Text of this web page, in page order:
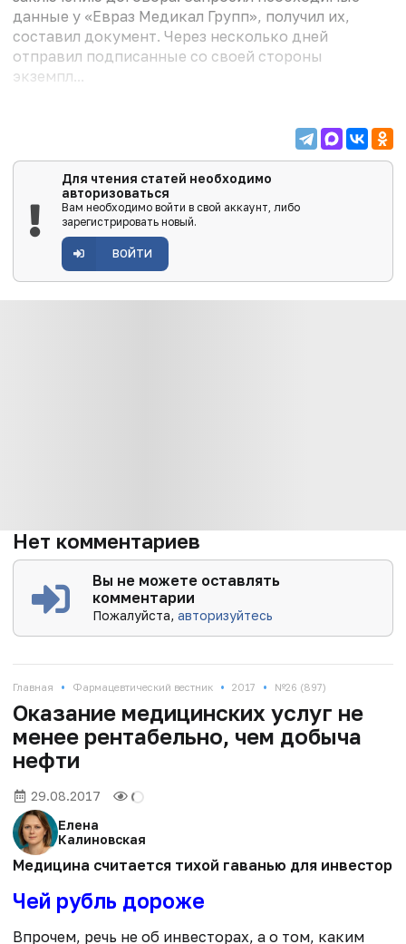
данные у «Евраз Медикал Групп», получил их,
составил документ. Через несколько дней
отправил подписанные со своей стороны
экземпл...
Для чтения статей необходимо
авторизоваться
Вам необходимо войти в свой аккаунт, либо
зарегистрировать новый.
ВОЙТИ
Нет комментариев
Вы не можете оставлять
комментарии
Пожалуйста,авторизуйтесь
Главная • Фармацевтический вестник • 2017 • №26 (897)
Оказание медицинских услуг не
менее рентабельно, чем добыча
нефти
29.08.2017
Елена
Калиновская
Медицина считается тихой гаванью для
Чей рубль дороже
Впрочем, речь не об инвесторах, а о том, каким